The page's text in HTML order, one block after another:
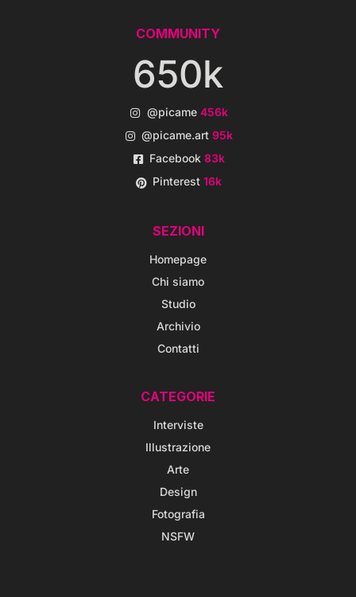
COMMUNITY
650k
@picame 456k
@picame.art95k
Facebook83k
Pinterest16k
SEZIONI
Homepage
Chi siamo
Studio
Archivio
Contatti
CATEGORIE
Interviste
Illustrazione
Arte
Design
Fotografia
NSFW